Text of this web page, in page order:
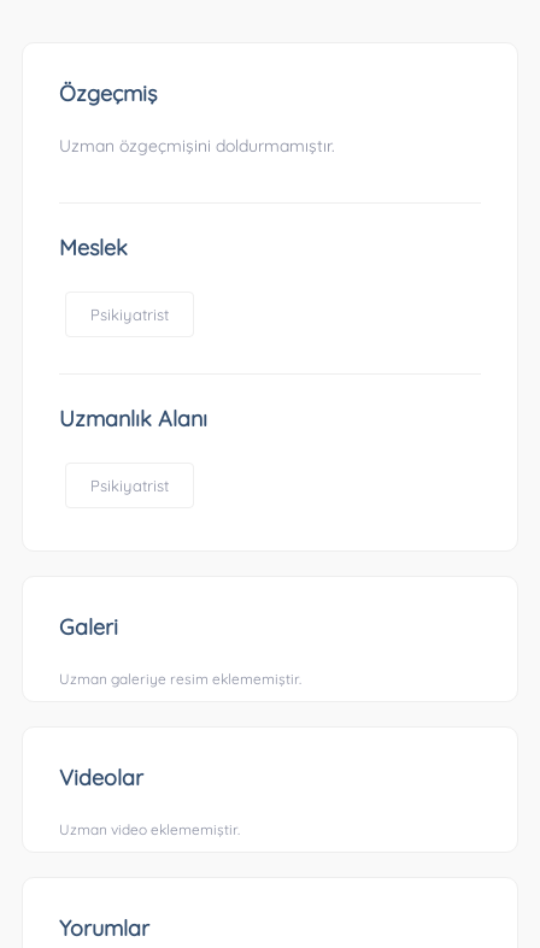
Özgeçmiş
Uzman özgeçmişini doldurmamıştır.
Meslek
Psikiyatrist
Uzmanlık Alanı
Psikiyatrist
Galeri
Uzman galeriye resim eklememiştir.
Videolar
Uzman video eklememiştir.
Yorumlar